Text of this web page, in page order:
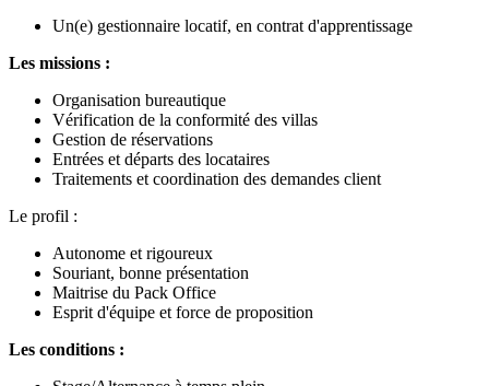
Un(e) gestionnaire locatif, en contrat d'apprentissage
Les missions :
Organisation bureautique
Vérification de la conformité des villas
Gestion de réservations
Entrées et départs des locataires
Traitements et coordination des demandes client
Le profil :
Autonome et rigoureux
Souriant, bonne présentation
Maitrise du Pack Office
Esprit d'équipe et force de proposition
Les conditions :